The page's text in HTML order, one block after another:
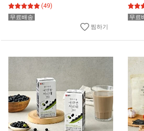
(49)
무료배송
찜하기
무료